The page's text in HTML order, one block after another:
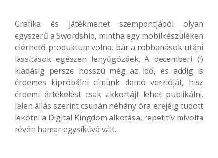
Grafika és játékmenet szempontjából olyan
egyszerű a Swordship, mintha egy mobilkészüléken
elérhető produktum volna, bár a robbanások utáni
lassítások egészen lenyűgözőek. A decemberi (!)
kiadásig persze hosszú még az idő, és addig is
érdemes kipróbálni címünk demó verzióját, hisz
érdemi értékelést csak akkortájt lehet publikálni.
Jelen állás szerint csupán néhány óra erejéig tudott
lekötni a Digital Kingdom alkotása, repetitív mivolta
révén hamar egysíkúvá vált.